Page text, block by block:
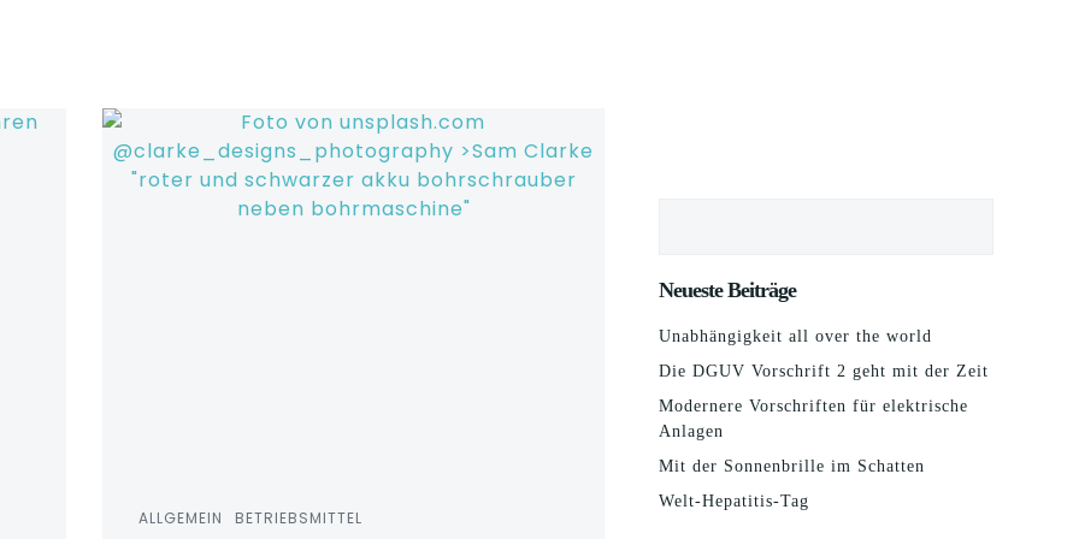
ALLGEMEIN BETRIEBSMITTEL
Neueste Beiträge
Unabhängigkeit all over the world
Die DGUV Vorschrift 2 geht mit der Zeit
Modernere Vorschriften für elektrische
Anlagen
Mit der Sonnenbrille im Schatten
Welt-Hepatitis-Tag